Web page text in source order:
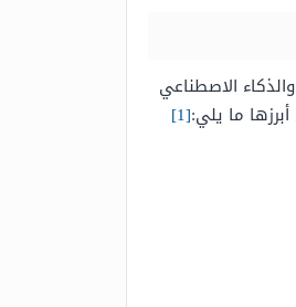
الاصطناعي
ما يلي:[1]